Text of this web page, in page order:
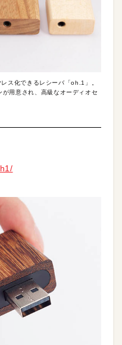
ス化できるレシーバ「oh.1」。
用意され、高級なオーディオセ